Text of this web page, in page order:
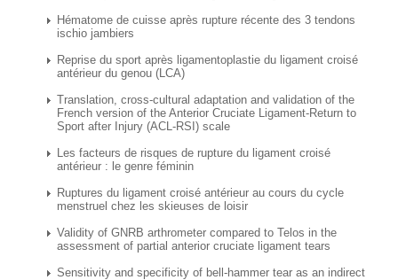
Hématome de cuisse après rupture récente des 3 tendons
ischio jambiers
Reprise du sport après ligamentoplastie du ligament croisé
antérieur du genou (LCA)
Translation, cross-cultural adaptation and validation of the
French version of the Anterior Cruciate Ligament-Return to
Sport after Injury (ACL-RSI) scale
Les facteurs de risques de rupture du ligament croisé
antérieur : le genre féminin
Ruptures du ligament croisé antérieur au cours du cycle
menstruel chez les skieuses de loisir
Validity of GNRB arthrometer compared to Telos in the
assessment of partial anterior cruciate ligament tears
Sensitivity and specificity of bell-hammer tear as an indirect